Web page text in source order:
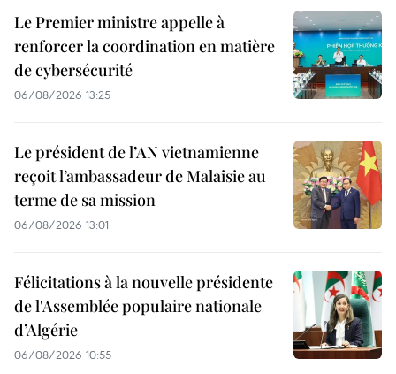
Le Premier ministre appelle à
renforcer la coordination en matière
de cybersécurité
06/08/2026 13:25
Le président de l’AN vietnamienne
reçoit l’ambassadeur de Malaisie au
terme de sa mission
06/08/2026 13:01
Félicitations à la nouvelle présidente
de l'Assemblée populaire nationale
d’Algérie
06/08/2026 10:55